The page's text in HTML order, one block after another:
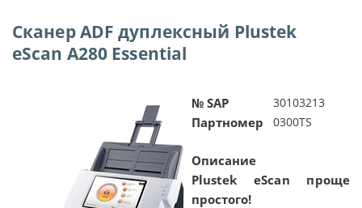
Сканер ADF дуплексный Plustek
eScan A280 Essential
№ SAP 30103213
Партномер 0300TS
Описание
Plustek
eScan
проще
простого!